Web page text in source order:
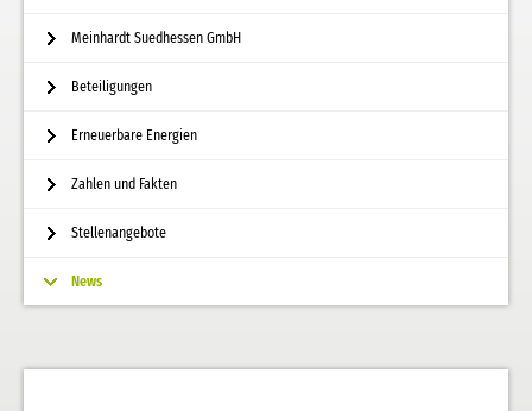
Meinhardt Suedhessen GmbH
Beteiligungen
Erneuerbare Energien
Zahlen und Fakten
Stellenangebote
News